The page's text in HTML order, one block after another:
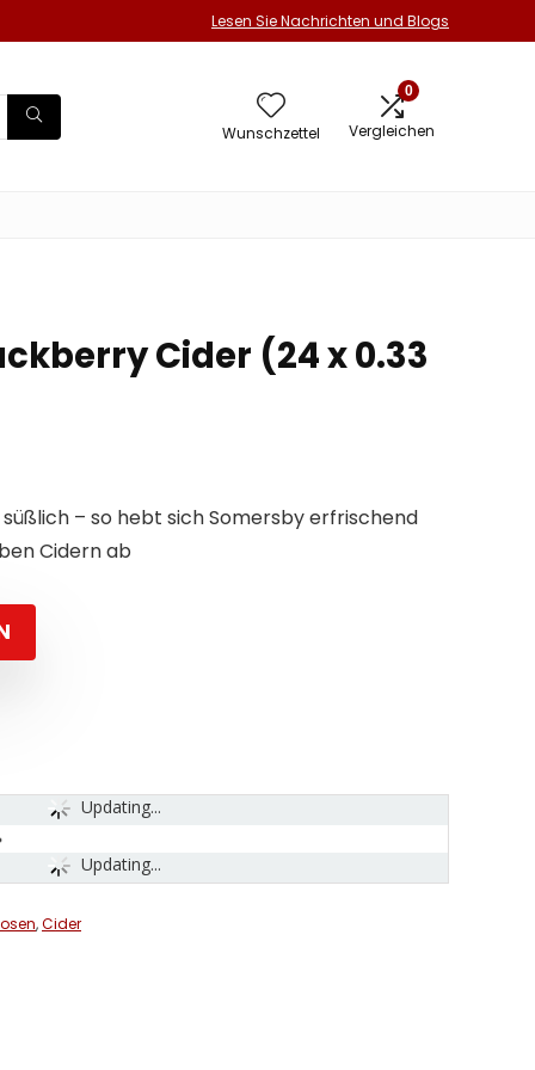
Lesen Sie Nachrichten und Blogs
Wunschzettel
0
Vergleichen
Cider (24 x 0.33
– so hebt sich Somersby erfrischend
Cidern ab
Updating...
Updating...
,Cider